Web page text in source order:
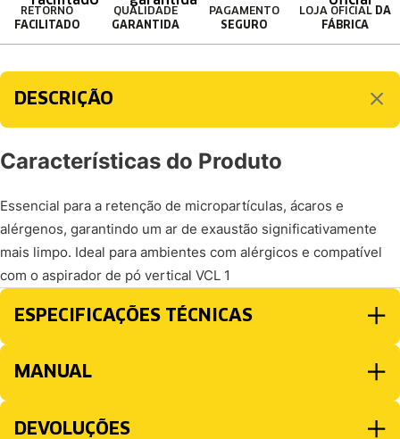
RETORNO
FACILITADO
QUALIDADE
GARANTIDA
PAGAMENTO
SEGURO
LOJA OFICIAL DA
FÁBRICA
DESCRIÇÃO
Características do Produto
Essencial para a retenção de micropartículas, ácaros e
alérgenos, garantindo um ar de exaustão significativamente
mais limpo. Ideal para ambientes com alérgicos e compatível
com o aspirador de pó vertical VCL 1
ESPECIFICAÇÕES TÉCNICAS
MANUAL
DEVOLUÇÕES